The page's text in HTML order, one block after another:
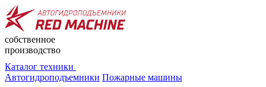
собственное
производство
Каталог техники
Автогидроподъемники Пожарные машины